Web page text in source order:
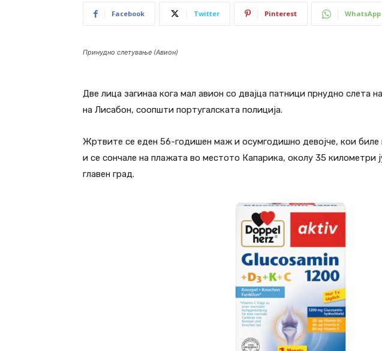
Facebook Twitter Pinterest WhatsApp
Принудно слетување (Авион)
Две лица загинаа кога мал авион со двајца патници прнудно слета
на Лисабон, соопшти португалската полиција.
Жртвите се еден 56-годишен маж и осумгодишно девојче, кои биле
и се сончале на плажата во местото Капарика, околу 35 километри
главен град.